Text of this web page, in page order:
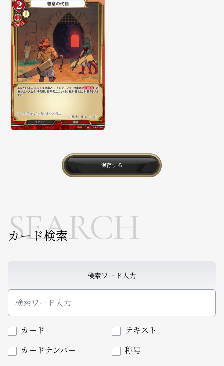
保存する
SEARCH
カード検索
検索ワード入力
カード
テキスト
カードナンバー
称号